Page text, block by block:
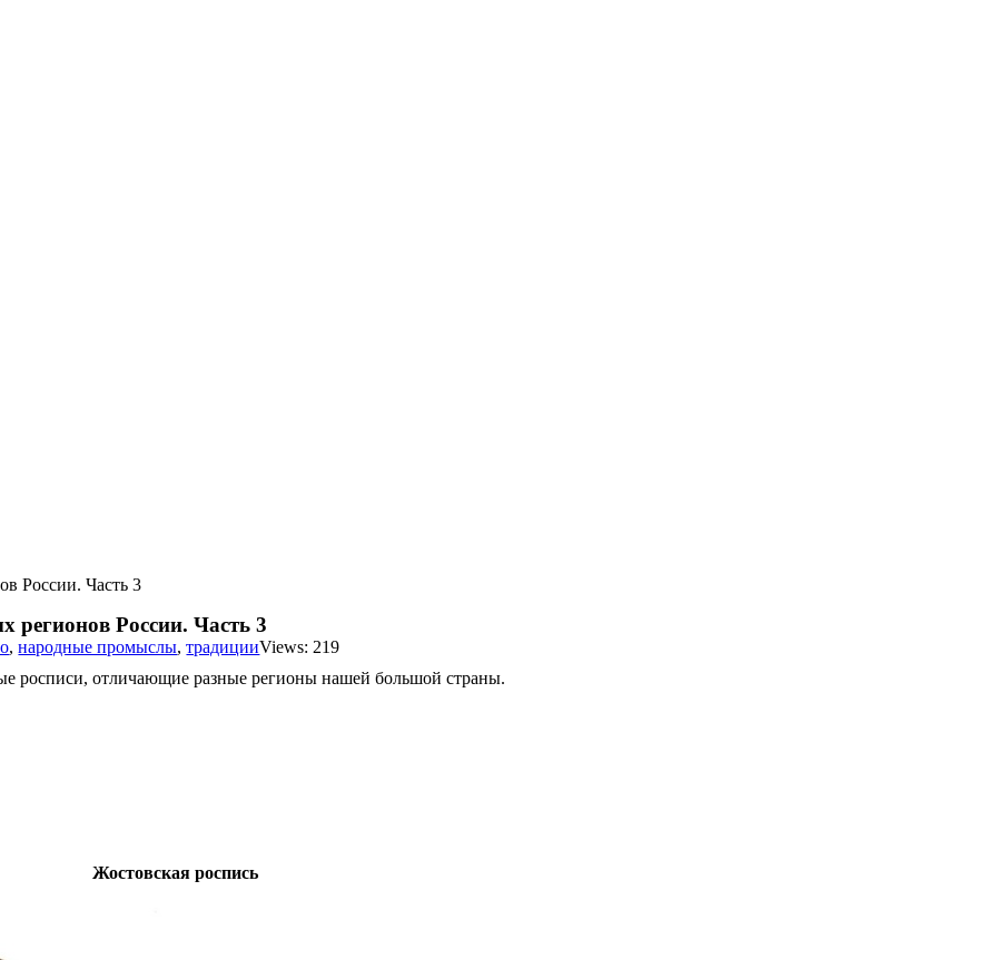
России. Часть 3
регионов России. Часть 3
,народные промыслы,традицииViews: 219
росписи, отличающие разные регионы нашей большой страны.
Жостовская роспись